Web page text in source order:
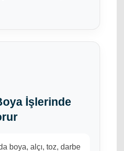
İşlerinde
boya, alçı, toz, darbe